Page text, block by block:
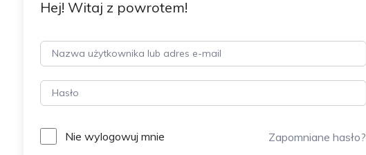
Hej! Witaj z powrotem!
Nie wylogowuj mnie Zapomniane hasło?